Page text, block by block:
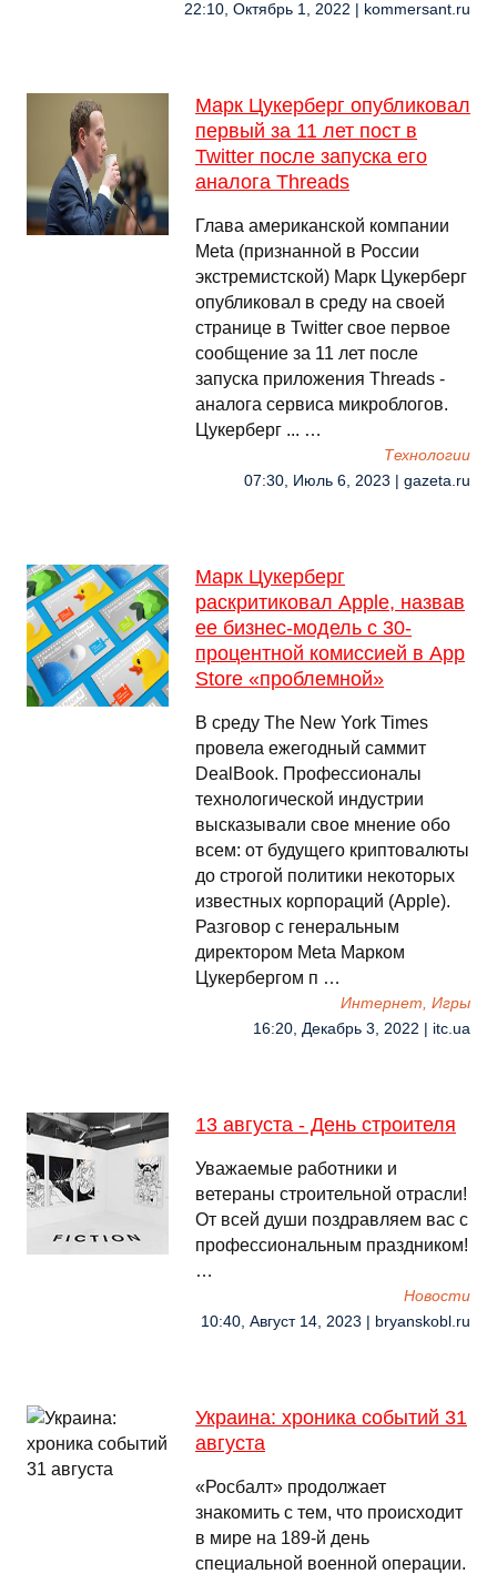
22:10, Октябрь 1, 2022 | kommersant.ru
Марк Цукерберг опубликовал
первый за 11 лет пост в
Twitter после запуска его
аналога Threads
Глава американской компании
Meta (признанной в России
экстремистской) Марк Цукерберг
опубликовал в среду на своей
странице в Twitter свое первое
сообщение за 11 лет после
запуска приложения Threads -
аналога сервиса микроблогов.
Цукерберг ... …
Технологии
07:30, Июль 6, 2023 | gazeta.ru
Марк Цукерберг
раскритиковал Apple, назвав
ее бизнес-модель с 30-
процентной комиссией в App
Store «проблемной»
В среду The New York Times
провела ежегодный саммит
DealBook. Профессионалы
технологической индустрии
высказывали свое мнение обо
всем: от будущего криптовалюты
до строгой политики некоторых
известных корпораций (Apple).
Разговор с генеральным
директором Meta Марком
Цукербергом п …
Интернет, Игры
16:20, Декабрь 3, 2022 | itc.ua
13 августа - День строителя
Уважаемые работники и
ветераны строительной отрасли!
От всей души поздравляем вас с
профессиональным праздником!
…
Новости
10:40, Август 14, 2023 | bryanskobl.ru
Украина: хроника событий 31
августа
«Росбалт» продолжает
знакомить с тем, что происходит
в мире на 189-й день
специальной военной операции.